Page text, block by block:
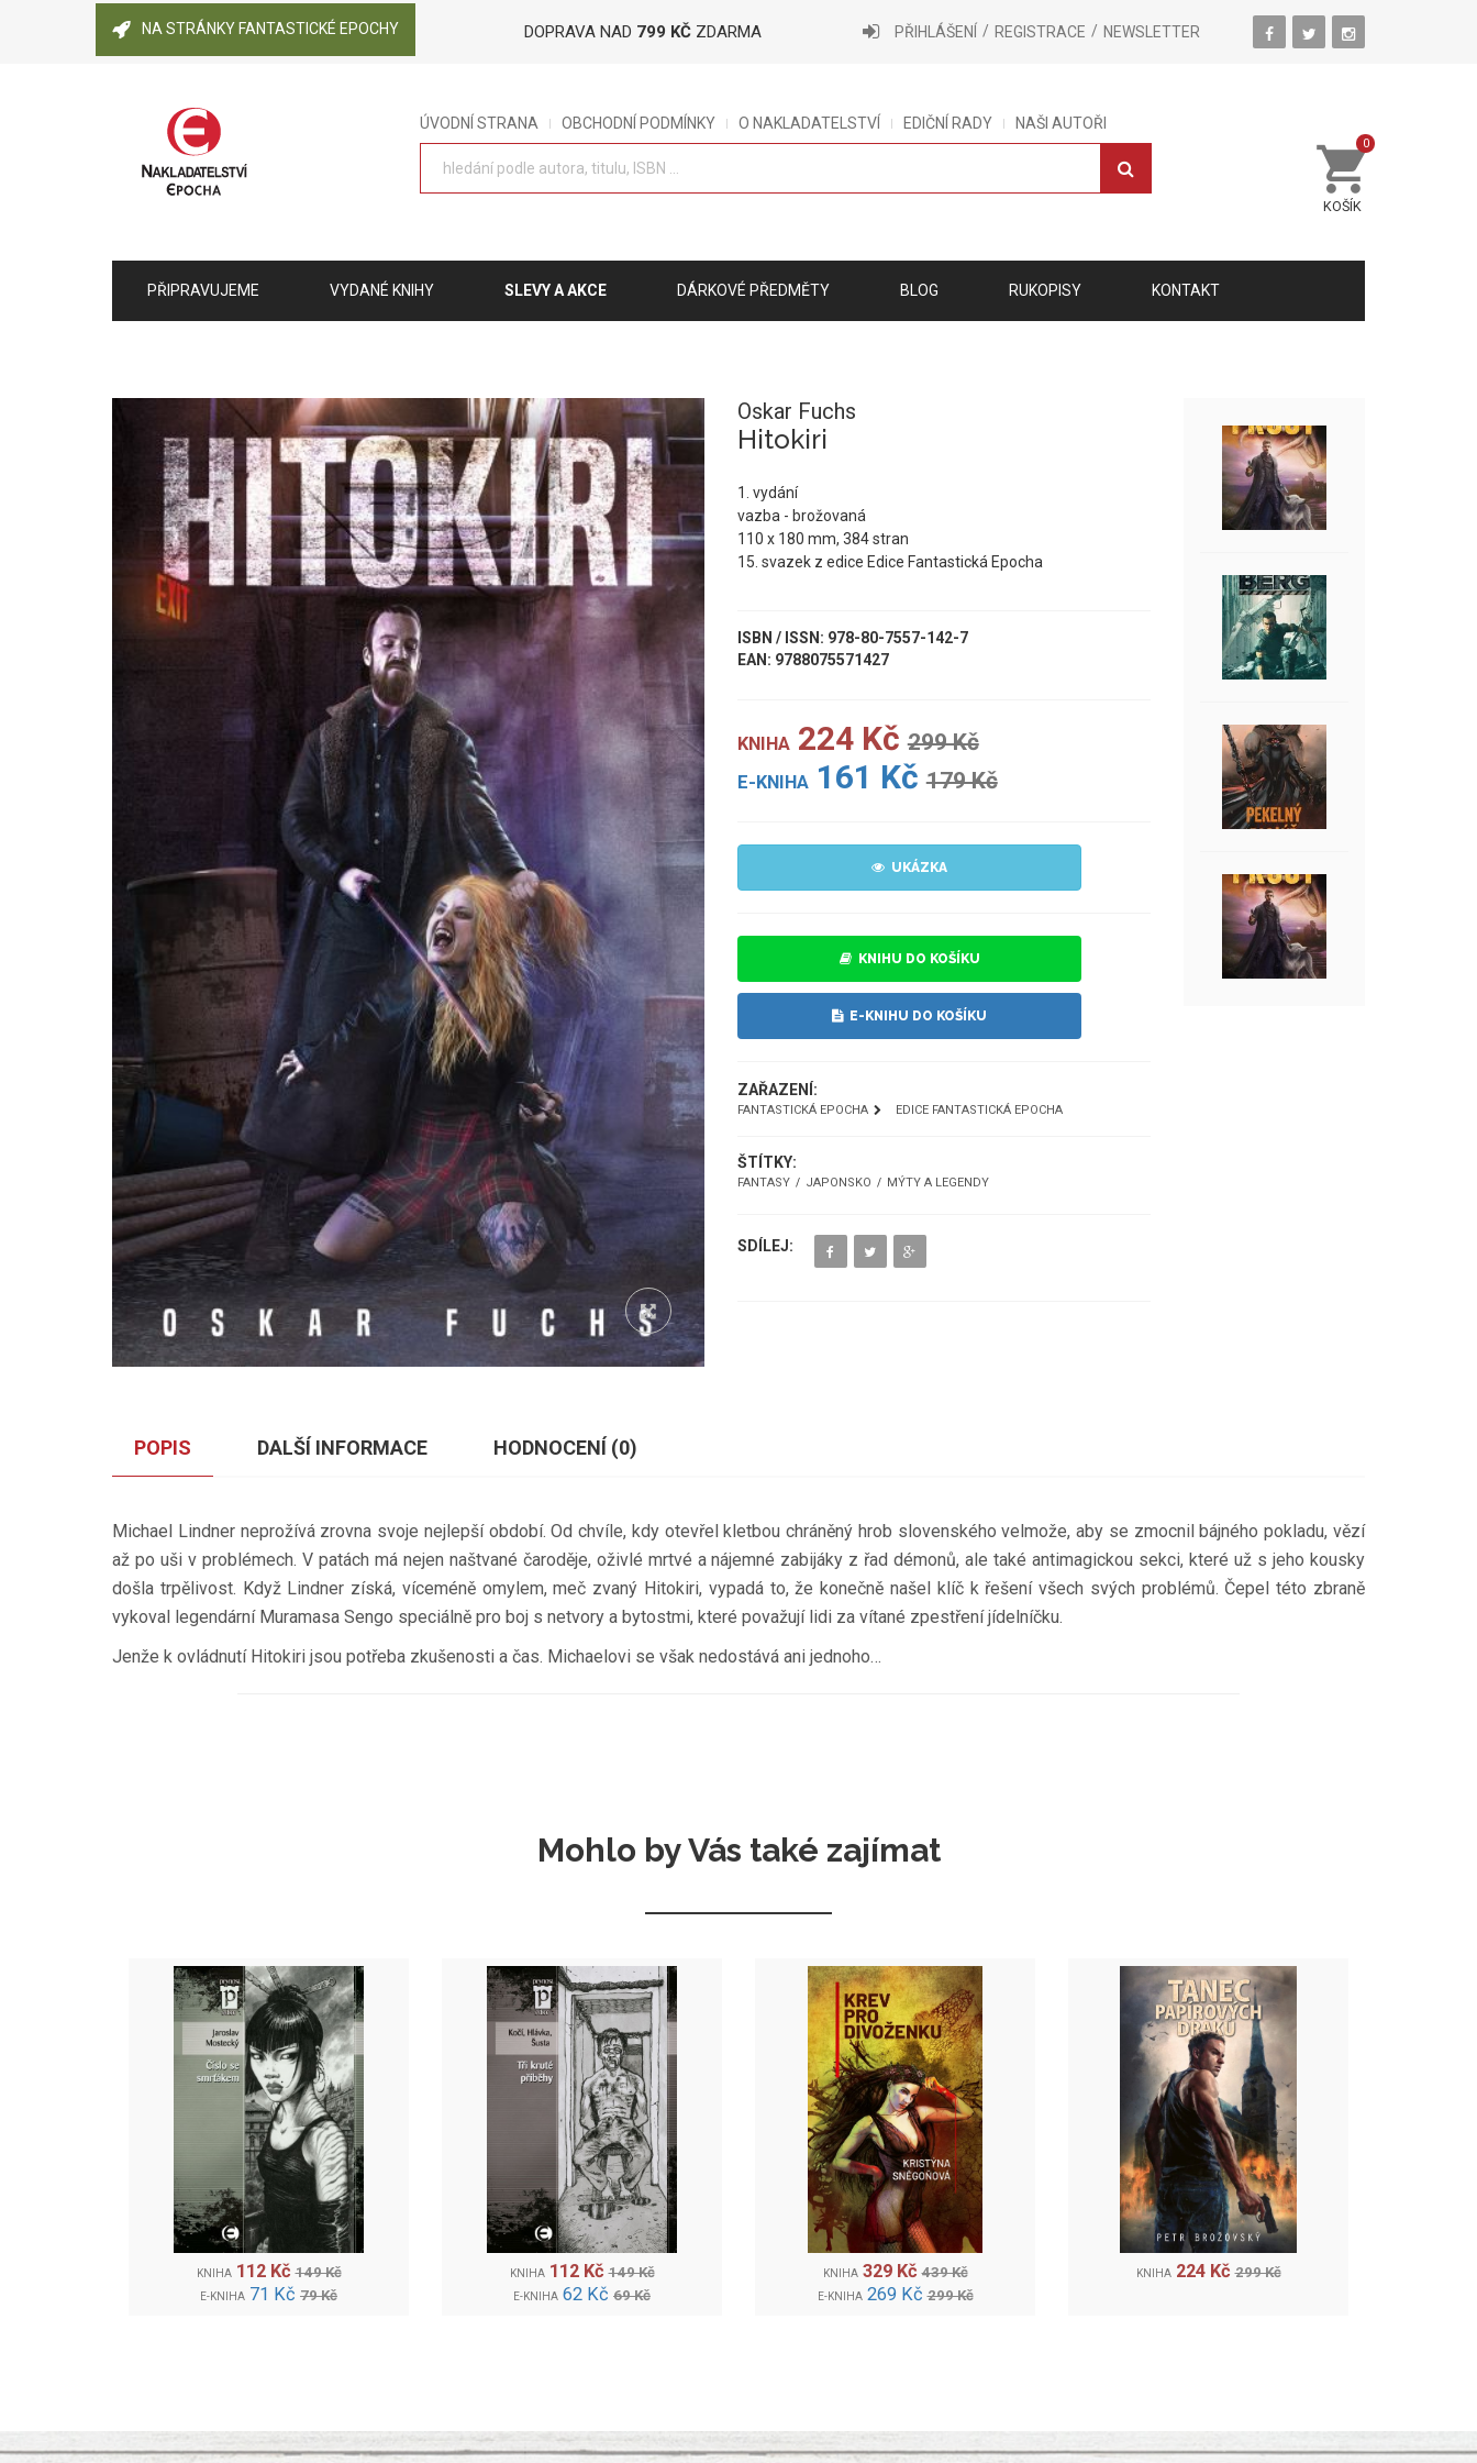
NA STRÁNKY FANTASTICKÉ EPOCHY DOPRAVA NAD 799 KČ ZDARMA PŘIHLÁŠENÍ REGISTRACE NEWSLETTER
ÚVODNÍ STRANA OBCHODNÍ PODMÍNKY O NAKLADATELSTVÍ EDIČNÍ RADY NAŠI AUTOŘI
KOŠÍK
0
PŘIPRAVUJEME VYDANÉ KNIHY SLEVY A AKCE DÁRKOVÉ PŘEDMĚTY BLOG RUKOPISY KONTAKT
Oskar Fuchs
Hitokiri
1. vydání
vazba - brožovaná
110 x 180 mm, 384 stran
15. svazek z edice Edice Fantastická Epocha
ISBN / ISSN: 978-80-7557-142-7
EAN: 9788075571427
KNIHA 224 Kč 299 Kč
E-KNIHA 161 Kč 179 Kč
UKÁZKA
KNIHU DO KOŠÍKU
E-KNIHU DO KOŠÍKU
ZAŘAZENÍ:
FANTASTICKÁ EPOCHA EDICE FANTASTICKÁ EPOCHA
ŠTÍTKY:
FANTASY JAPONSKO MÝTY A LEGENDY
SDÍLEJ:
POPIS DALŠÍ INFORMACE HODNOCENÍ (0)
Michael Lindner neprožívá zrovna svoje nejlepší období. Od chvíle, kdy otevřel kletbou chráněný hrob slovenského velmože, aby se zmocnil bájného pokladu, vězí
až po uši v problémech. V patách má nejen naštvané čaroděje, oživlé mrtvé a nájemné zabijáky z řad démonů, ale také antimagickou sekci, které už s jeho kousky
došla trpělivost. Když Lindner získá, víceméně omylem, meč zvaný Hitokiri, vypadá to, že konečně našel klíč k řešení všech svých problémů. Čepel této zbraně
vykoval legendární Muramasa Sengo speciálně pro boj s netvory a bytostmi, které považují lidi za vítané zpestření jídelníčku.
Jenže k ovládnutí Hitokiri jsou potřeba zkušenosti a čas. Michaelovi se však nedostává ani jednoho…
Mohlo by Vás také zajímat
KNIHA 112 Kč 149 Kč
E-KNIHA 71 Kč 79 Kč
KNIHA 112 Kč 149 Kč
E-KNIHA 62 Kč 69 Kč
KNIHA 329 Kč 439 Kč
E-KNIHA 269 Kč 299 Kč
KNIHA 224 Kč 299 Kč